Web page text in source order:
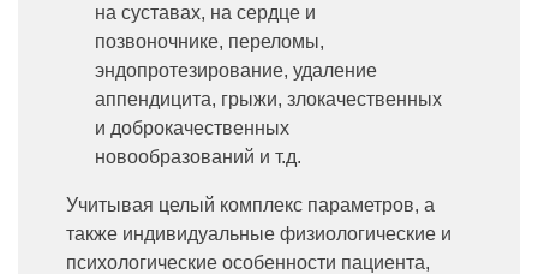
на суставах, на сердце и
позвоночнике, переломы,
эндопротезирование, удаление
аппендицита, грыжи, злокачественных
и доброкачественных
новообразований и т.д.
Учитывая целый комплекс параметров, а
также индивидуальные физиологические и
психологические особенности пациента,